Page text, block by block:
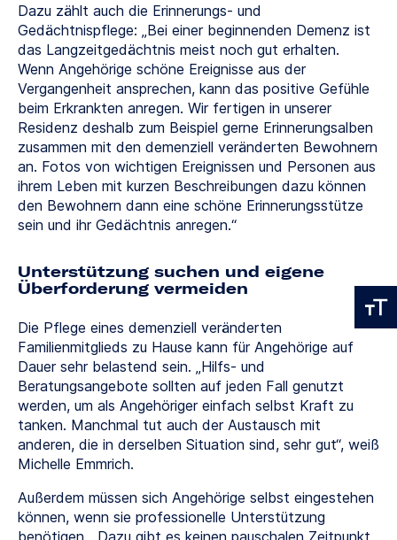
Dazu zählt auch die Erinnerungs- und
Gedächtnispflege: „Bei einer beginnenden Demenz ist
das Langzeitgedächtnis meist noch gut erhalten.
Wenn Angehörige schöne Ereignisse aus der
Vergangenheit ansprechen, kann das positive Gefühle
beim Erkrankten anregen. Wir fertigen in unserer
Residenz deshalb zum Beispiel gerne Erinnerungsalben
zusammen mit den demenziell veränderten Bewohnern
an. Fotos von wichtigen Ereignissen und Personen aus
ihrem Leben mit kurzen Beschreibungen dazu können
den Bewohnern dann eine schöne Erinnerungsstütze
sein und ihr Gedächtnis anregen.“
Unterstützung suchen und eigene
Überforderung vermeiden
Die Pflege eines demenziell veränderten
Familienmitglieds zu Hause kann für Angehörige auf
Dauer sehr belastend sein. „Hilfs- und
Beratungsangebote sollten auf jeden Fall genutzt
werden, um als Angehöriger einfach selbst Kraft zu
tanken. Manchmal tut auch der Austausch mit
anderen, die in derselben Situation sind, sehr gut“, weiß
Michelle Emmrich.
Außerdem müssen sich Angehörige selbst eingestehen
können, wenn sie professionelle Unterstützung
benötigen. „Dazu gibt es keinen pauschalen Zeitpunkt,